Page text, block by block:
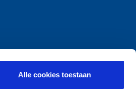
Alle cookies toestaan